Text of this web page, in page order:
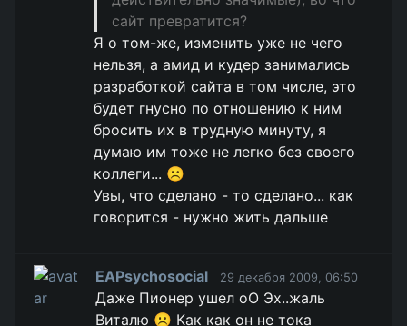
сайт превратится?
Я о том-же, изменить уже не чего
нельзя, а амид и кудер занимались
разработкой сайта в том числе, это
будет гнусно по отношению к ним
бросить их в трудную минуту, я
думаю им тоже не легко без своего
коллеги... ☹️
Увы, что сделано - то сделано... как
говорится - нужно жить дальше
EAPsychosocial 29 декабря 2009, 06:50
Даже Пионер ушел оО Эх..жаль
Виталю ☹️ Как как он не тока